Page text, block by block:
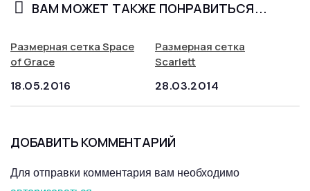
ВАМ МОЖЕТ ТАКЖЕ ПОНРАВИТЬСЯ...
Размерная сетка Space
of Grace
18.05.2016
Размерная сетка
Scarlett
28.03.2014
ДОБАВИТЬ КОММЕНТАРИЙ
Для отправки комментария вам необходимо